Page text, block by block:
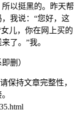
以挺黑的。昨天帮
我说：“您好，这
儿，你在网上买的
了。”我。
删）
保持文章完整性，